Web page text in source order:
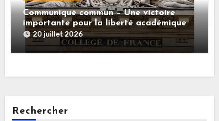
Communiqué commun – Une victoire
importante pour la liberté académique
20 juillet 2026
Rechercher